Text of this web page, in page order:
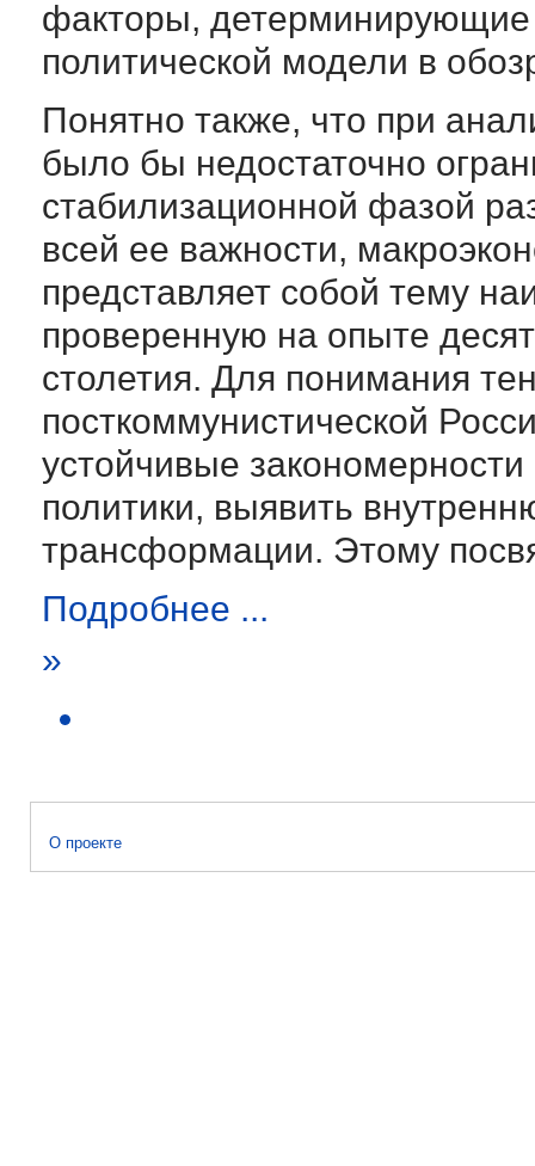
факторы, детерминирующие
политической модели в
Понятно также, что при
было бы недостаточно
стабилизационной фазой
всей ее важности,
представляет собой тему
проверенную на опыте
столетия. Для понимания
посткоммунистической
устойчивые
политики, выявить
трансформации. Этому
Подробнее ...
»
О проекте